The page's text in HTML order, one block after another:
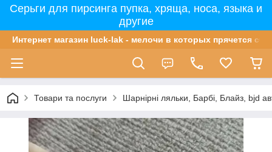
Серьги для пирсинга пупка, хряща, носа, языка и
другие
Интернет магазин luck-lak - мелочи в которых прячется
Товари та послуги Шарнірні ляльки, Барбі, Блайз, bjd